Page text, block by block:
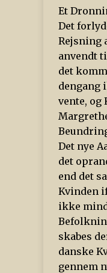
Et
Det
Rejsning
anvendt
det
dengang
vente, og
Det nye
det
end det
Kvinden
ikke
skabes
danske
gennem